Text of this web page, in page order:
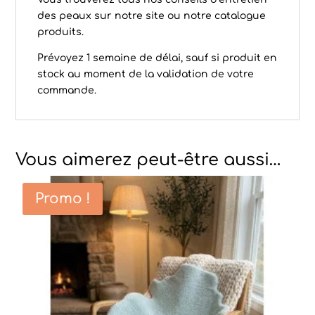
des peaux sur notre site ou notrecatalogue
produits.
Prévoyez 1 semaine de délai, sauf si produit en
stock au moment de la validation de votre
commande.
Vous aimerez peut-être aussi…
Promo !